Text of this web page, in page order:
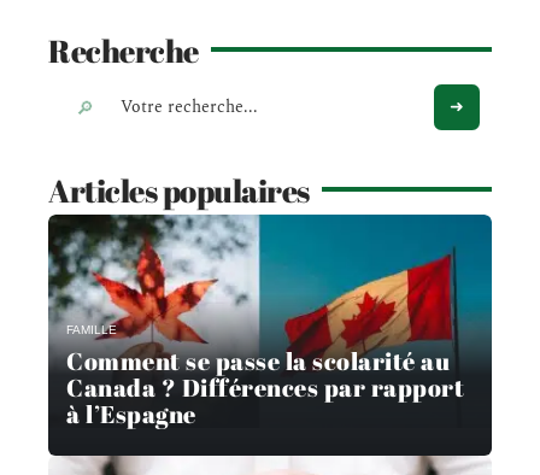
Recherche
Articles populaires
FAMILLE
Comment se passe la scolarité au
Canada ? Différences par rapport
à l’Espagne